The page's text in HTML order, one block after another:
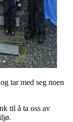
tar med seg noen
til å ta oss av